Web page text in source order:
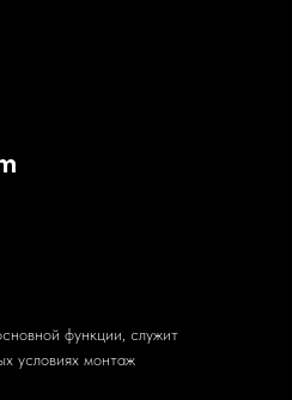
функции, служит
условиях монтаж